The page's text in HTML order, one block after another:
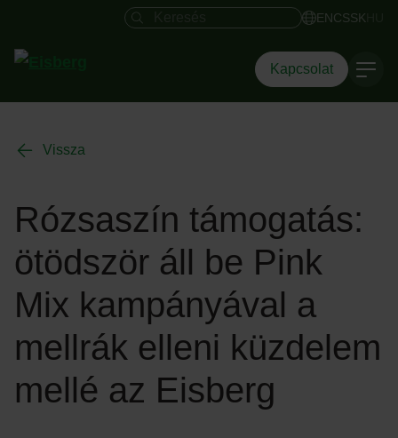
Keresés mező ENCSSK
Kapcsolat
Vissza
Rózsaszín támogatás:
ötödször áll be Pink
Mix kampányával a
mellrák elleni küzdelem
mellé az Eisberg